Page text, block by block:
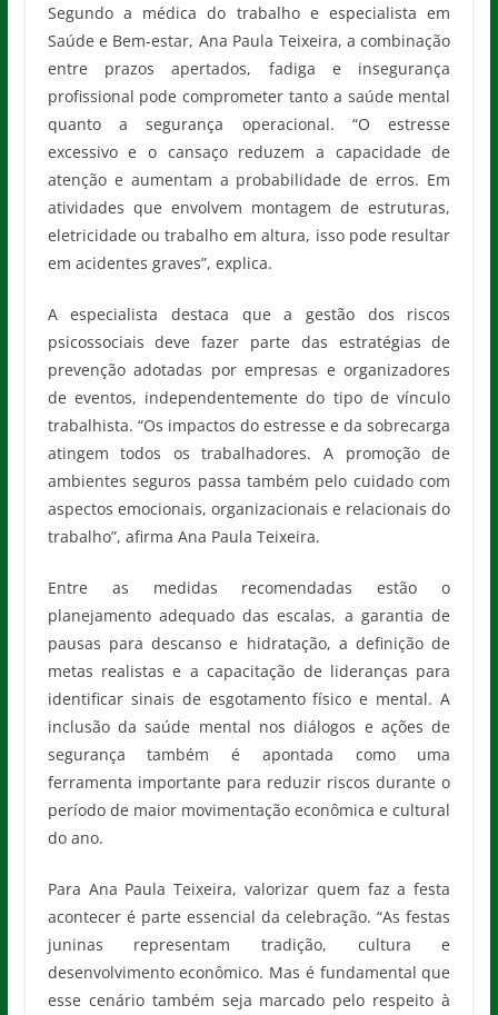
Segundo a médica do trabalho e especialista em
Saúde e Bem-estar, Ana Paula Teixeira, a combinação
entre prazos apertados, fadiga e insegurança
profissional pode comprometer tanto a saúde mental
quanto a segurança operacional. “O estresse
excessivo e o cansaço reduzem a capacidade de
atenção e aumentam a probabilidade de erros. Em
atividades que envolvem montagem de estruturas,
eletricidade ou trabalho em altura, isso pode resultar
em acidentes graves”, explica.
A especialista destaca que a gestão dos riscos
psicossociais deve fazer parte das estratégias de
prevenção adotadas por empresas e organizadores
de eventos, independentemente do tipo de vínculo
trabalhista. “Os impactos do estresse e da sobrecarga
atingem todos os trabalhadores. A promoção de
ambientes seguros passa também pelo cuidado com
aspectos emocionais, organizacionais e relacionais do
trabalho”, afirma Ana Paula Teixeira.
Entre as medidas recomendadas estão o
planejamento adequado das escalas, a garantia de
pausas para descanso e hidratação, a definição de
metas realistas e a capacitação de lideranças para
identificar sinais de esgotamento físico e mental. A
inclusão da saúde mental nos diálogos e ações de
segurança também é apontada como uma
ferramenta importante para reduzir riscos durante o
período de maior movimentação econômica e cultural
do ano.
Para Ana Paula Teixeira, valorizar quem faz a festa
acontecer é parte essencial da celebração. “As festas
juninas representam tradição, cultura e
desenvolvimento econômico. Mas é fundamental que
esse cenário também seja marcado pelo respeito à